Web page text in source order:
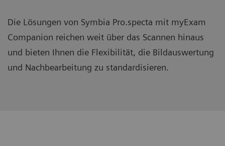
Die Lösungen von Symbia Pro.specta mit myExam
Companion reichen weit über das Scannen hinaus
und bieten Ihnen die Flexibilität, die Bildauswertung
und Nachbearbeitung zu standardisieren.